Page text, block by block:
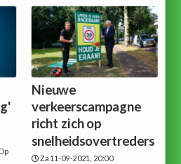
Nieuwe
verkeerscampagne
richt zich op
snelheidsovertreders
Za 11-09-2021, 20:00